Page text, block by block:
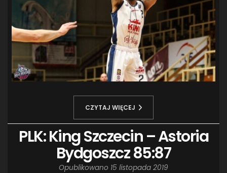
CZYTAJ WIĘCEJ
PLK: King Szczecin – Astoria
Bydgoszcz 85:87
Opublikowano 15 listopada 2019